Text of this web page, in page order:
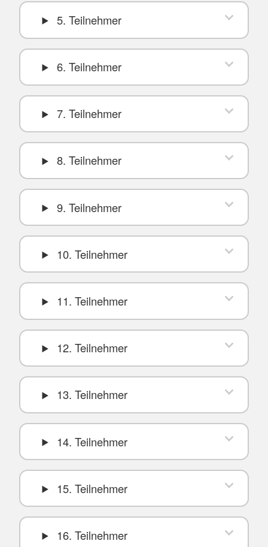
5. Teilnehmer
6. Teilnehmer
7. Teilnehmer
8. Teilnehmer
9. Teilnehmer
10. Teilnehmer
11. Teilnehmer
12. Teilnehmer
13. Teilnehmer
14. Teilnehmer
15. Teilnehmer
16. Teilnehmer